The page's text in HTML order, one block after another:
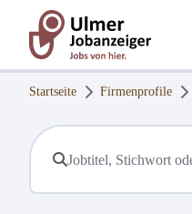
Startseite Firmenprofile